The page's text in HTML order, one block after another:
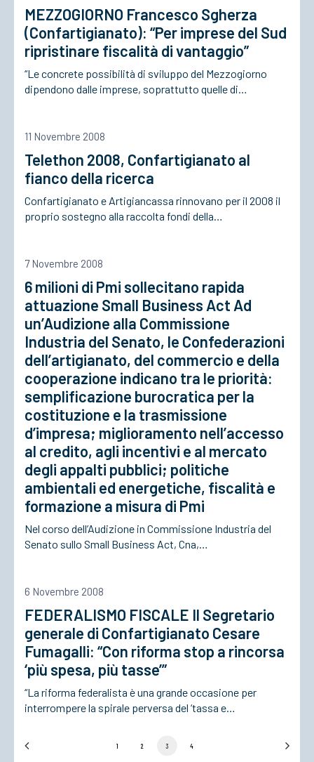
MEZZOGIORNO Francesco Sgherza
(Confartigianato): “Per imprese del Sud
ripristinare fiscalità di vantaggio”
“Le concrete possibilità di sviluppo del Mezzogiorno
dipendono dalle imprese, soprattutto quelle di…
11 Novembre 2008
Telethon 2008, Confartigianato al
fianco della ricerca
Confartigianato e Artigiancassa rinnovano per il 2008 il
proprio sostegno alla raccolta fondi della…
7 Novembre 2008
6 milioni di Pmi sollecitano rapida
attuazione Small Business Act Ad
un’Audizione alla Commissione
Industria del Senato, le Confederazioni
dell’artigianato, del commercio e della
cooperazione indicano tra le priorità:
semplificazione burocratica per la
costituzione e la trasmissione
d’impresa; miglioramento nell’accesso
al credito, agli incentivi e al mercato
degli appalti pubblici; politiche
ambientali ed energetiche, fiscalità e
formazione a misura di Pmi
Nel corso dell’Audizione in Commissione Industria del
Senato sullo Small Business Act, Cna,…
6 Novembre 2008
FEDERALISMO FISCALE Il Segretario
generale di Confartigianato Cesare
Fumagalli: “Con riforma stop a rincorsa
‘più spesa, più tasse’”
“La riforma federalista è una grande occasione per
interrompere la spirale perversa del ‘tassa e…
1 2 3 4